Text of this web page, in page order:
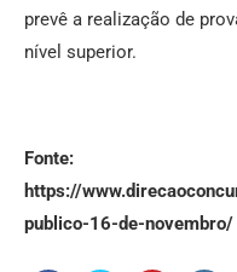
prevê a realização de
nível superior.
Fonte:
https://
publico-16-de-novembro/